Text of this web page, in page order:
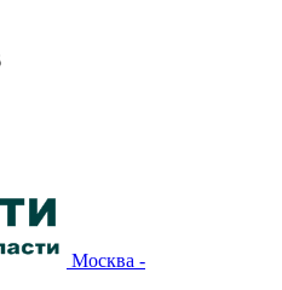
Москва -